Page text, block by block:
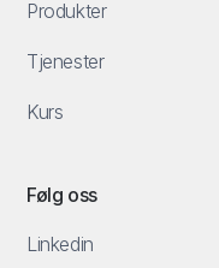
Produkter
Tjenester
Kurs
Følg oss
Linkedin